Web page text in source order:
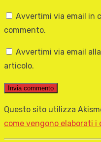
Avvertimi via email in
commento.
Avvertimi via email
articolo.
Questo sito utilizza
come vengono elaborati